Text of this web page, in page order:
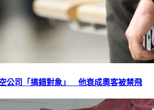
公司「搞錯對象」 他衰成奧客被禁飛